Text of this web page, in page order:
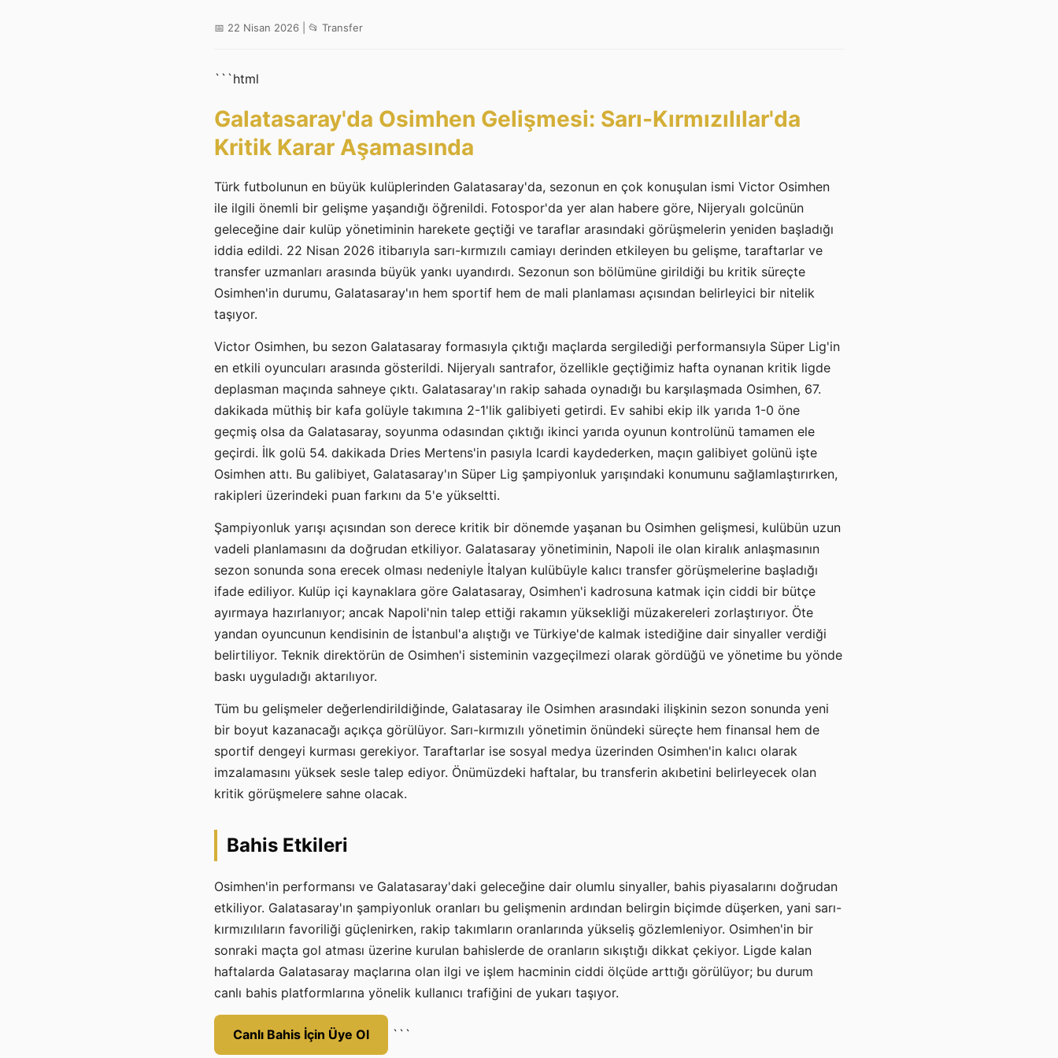
📅 22 Nisan 2026 | 📂 Transfer
```html
Galatasaray'da Osimhen Gelişmesi: Sarı-Kırmızılılar'da
Kritik Karar Aşamasında
Türk futbolunun en büyük kulüplerinden Galatasaray'da, sezonun en çok konuşulan ismi Victor Osimhen
ile ilgili önemli bir gelişme yaşandığı öğrenildi. Fotospor'da yer alan habere göre, Nijeryalı golcünün
geleceğine dair kulüp yönetiminin harekete geçtiği ve taraflar arasındaki görüşmelerin yeniden başladığı
iddia edildi. 22 Nisan 2026 itibarıyla sarı-kırmızılı camiayı derinden etkileyen bu gelişme, taraftarlar ve
transfer uzmanları arasında büyük yankı uyandırdı. Sezonun son bölümüne girildiği bu kritik süreçte
Osimhen'in durumu, Galatasaray'ın hem sportif hem de mali planlaması açısından belirleyici bir nitelik
taşıyor.
Victor Osimhen, bu sezon Galatasaray formasıyla çıktığı maçlarda sergilediği performansıyla Süper Lig'in
en etkili oyuncuları arasında gösterildi. Nijeryalı santrafor, özellikle geçtiğimiz hafta oynanan kritik ligde
deplasman maçında sahneye çıktı. Galatasaray'ın rakip sahada oynadığı bu karşılaşmada Osimhen, 67.
dakikada müthiş bir kafa golüyle takımına 2-1'lik galibiyeti getirdi. Ev sahibi ekip ilk yarıda 1-0 öne
geçmiş olsa da Galatasaray, soyunma odasından çıktığı ikinci yarıda oyunun kontrolünü tamamen ele
geçirdi. İlk golü 54. dakikada Dries Mertens'in pasıyla Icardi kaydederken, maçın galibiyet golünü işte
Osimhen attı. Bu galibiyet, Galatasaray'ın Süper Lig şampiyonluk yarışındaki konumunu sağlamlaştırırken,
rakipleri üzerindeki puan farkını da 5'e yükseltti.
Şampiyonluk yarışı açısından son derece kritik bir dönemde yaşanan bu Osimhen gelişmesi, kulübün uzun
vadeli planlamasını da doğrudan etkiliyor. Galatasaray yönetiminin, Napoli ile olan kiralık anlaşmasının
sezon sonunda sona erecek olması nedeniyle İtalyan kulübüyle kalıcı transfer görüşmelerine başladığı
ifade ediliyor. Kulüp içi kaynaklara göre Galatasaray, Osimhen'i kadrosuna katmak için ciddi bir bütçe
ayırmaya hazırlanıyor; ancak Napoli'nin talep ettiği rakamın yüksekliği müzakereleri zorlaştırıyor. Öte
yandan oyuncunun kendisinin de İstanbul'a alıştığı ve Türkiye'de kalmak istediğine dair sinyaller verdiği
belirtiliyor. Teknik direktörün de Osimhen'i sisteminin vazgeçilmezi olarak gördüğü ve yönetime bu yönde
baskı uyguladığı aktarılıyor.
Tüm bu gelişmeler değerlendirildiğinde, Galatasaray ile Osimhen arasındaki ilişkinin sezon sonunda yeni
bir boyut kazanacağı açıkça görülüyor. Sarı-kırmızılı yönetimin önündeki süreçte hem finansal hem de
sportif dengeyi kurması gerekiyor. Taraftarlar ise sosyal medya üzerinden Osimhen'in kalıcı olarak
imzalamasını yüksek sesle talep ediyor. Önümüzdeki haftalar, bu transferin akıbetini belirleyecek olan
kritik görüşmelere sahne olacak.
Bahis Etkileri
Osimhen'in performansı ve Galatasaray'daki geleceğine dair olumlu sinyaller, bahis piyasalarını doğrudan
etkiliyor. Galatasaray'ın şampiyonluk oranları bu gelişmenin ardından belirgin biçimde düşerken, yani sarı-
kırmızılıların favoriliği güçlenirken, rakip takımların oranlarında yükseliş gözlemleniyor. Osimhen'in bir
sonraki maçta gol atması üzerine kurulan bahislerde de oranların sıkıştığı dikkat çekiyor. Ligde kalan
haftalarda Galatasaray maçlarına olan ilgi ve işlem hacminin ciddi ölçüde arttığı görülüyor; bu durum
canlı bahis platformlarına yönelik kullanıcı trafiğini de yukarı taşıyor.
Canlı Bahis İçin Üye Ol ```